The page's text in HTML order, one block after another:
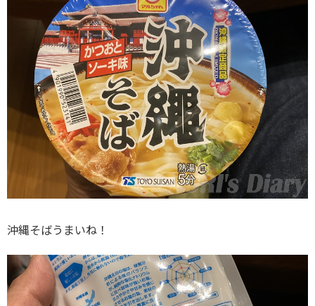
沖縄そばうまいね！